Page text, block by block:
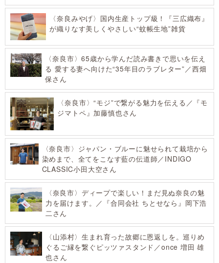
〈奈良みやげ〉国内生産トップ級！『三広織布』
が織りなす美しくやさしい“蚊帳生地”雑貨
〈奈良市〉65歳から学んだ読み書きで思いを伝え
る 愛する妻へ向けた“35年目のラブレター”／西畑
保さん
〈奈良市〉“モジ”で繋がる魅力を伝える／『モ
ジマトペ』加藤慎也さん
〈奈良市〉ジャパン・ブルーに魅せられて栽培から
染めまで、全てをこなす藍の伝道師／INDIGO
CLASSIC小田大空さん
〈奈良市〉ディープで楽しい！まだ見ぬ奈良の魅
力を届けます。／『合同会社 ちとせなら』岡下浩
二さん
〈山添村〉生まれ育った故郷に恩返しを。巡りめ
ぐるご縁を繋ぐピッツァスタンド／once 増田 雄
也さん